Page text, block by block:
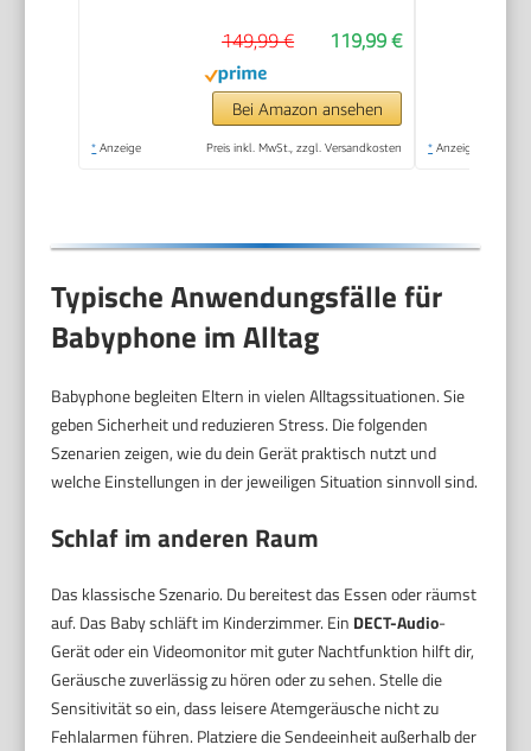
Infrarot-Nachtsicht,
Schlafliedern (Model
SCD881/26)
119,99 €
149,99 €
Bei Amazon ansehen
* Anzeige Preis inkl. MwSt., zzgl. Versandkosten * Anzeige
Typische Anwendungsfälle für
Babyphone im Alltag
Babyphone begleiten Eltern in vielen Alltagssituationen. Sie
geben Sicherheit und reduzieren Stress. Die folgenden
Szenarien zeigen, wie du dein Gerät praktisch nutzt und
welche Einstellungen in der jeweiligen Situation sinnvoll sind.
Schlaf im anderen Raum
Das klassische Szenario. Du bereitest das Essen oder räumst
auf. Das Baby schläft im Kinderzimmer. Ein DECT-Audio-
Gerät oder ein Videomonitor mit guter Nachtfunktion hilft dir,
Geräusche zuverlässig zu hören oder zu sehen. Stelle die
Sensitivität so ein, dass leisere Atemgeräusche nicht zu
Fehlalarmen führen. Platziere die Sendeeinheit außerhalb der